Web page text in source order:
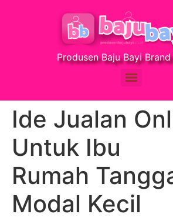
Produsen Baju Bayi
Ide Jualan
Untuk Ibu
Rumah
Modal Kecil